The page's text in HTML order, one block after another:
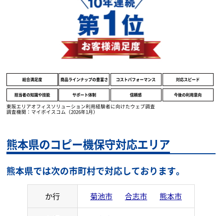
総合満足度 商品ラインナップの豊富さ コストパフォーマンス 対応スピード
担当者の知識や技能 サポート体制 信頼感 今後の利用意向
東阪エリアオフィスソリューション利用経験者に向けたウェブ調査
調査機関：マイボイスコム（2026年1月）
熊本県のコピー機保守対応エリア
熊本県では次の市町村で対応しております。
か行 菊池市 合志市 熊本市